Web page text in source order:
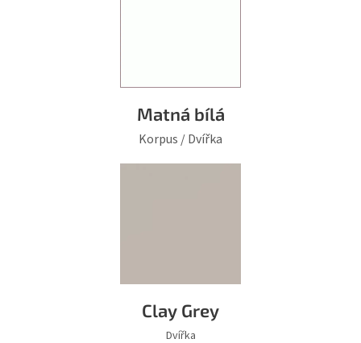
Matná bílá
Korpus / Dvířka
Clay Grey
Dvířka